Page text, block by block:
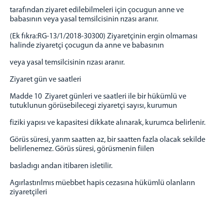
tarafından ziyaret edilebilmeleri için çocugun anne ve
babasının veya yasal temsilcisinin rızası aranır.
(Ek fıkra:RG-13/1/2018-30300) Ziyaretçinin ergin olmaması
halinde ziyaretçi çocugun da anne ve babasının
veya yasal temsilcisinin rızası aranır.
Ziyaret gün ve saatleri
Madde 10 Ziyaret günleri ve saatleri ile bir hükümlü ve
tutuklunun görüsebilecegi ziyaretçi sayısı, kurumun
fiziki yapısı ve kapasitesi dikkate alınarak, kurumca belirlenir.
Görüs süresi, yarım saatten az, bir saatten fazla olacak sekilde
belirlenemez. Görüs süresi, görüsmenin fiilen
basladıgı andan itibaren isletilir.
Agırlastırılmıs müebbet hapis cezasına hükümlü olanların
ziyaretçileri